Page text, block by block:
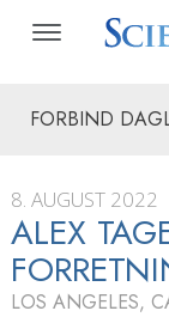
FORBIND
8. AUGUST 2022
ALEX
LOS ANGELES,